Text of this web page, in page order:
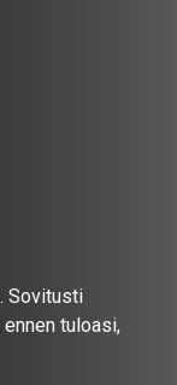
Sovitusti
ennen tuloasi,